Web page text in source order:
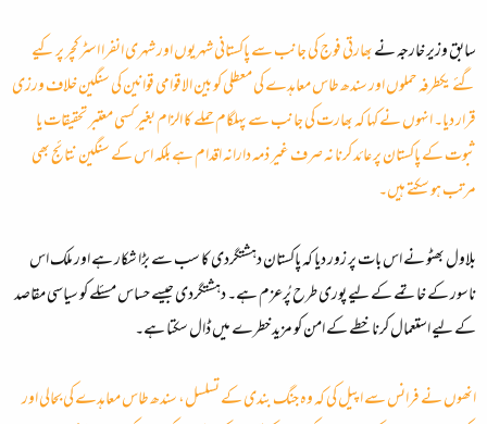
سابق وزیر خارجہ نےبھارتی فوج کی جانب سے پاکستانی شہریوں اور شہری انفرا اسٹرکچر پر کیے
گئے یکطرفہ حملوں اور سندھ طاس معاہدے کی معطلی کو بین الاقوامی قوانین کی سنگین خلاف ورزی
قرار دیا۔ انہوں نے کہا کہ بھارت کی جانب سے پہلگام حملے کا الزام بغیر کسی معتبر تحقیقات یا
ثبوت کے پاکستان پر عائد کرنا نہ صرف غیر ذمہ دارانہ اقدام ہے بلکہ اس کے سنگین نتائج بھی
مرتب ہو سکتے ہیں۔
بلاول بھٹو نے اس بات پر زور دیا کہ پاکستان دہشتگردی کا سب سے بڑا شکار ہے اور ملک اس
ناسور کے خاتمے کے لیے پوری طرح پُرعزم ہے۔ دہشتگردی جیسے حساس مسئلے کو سیاسی مقاصد
کے لیے استعمال کرنا خطے کے امن کو مزید خطرے میں ڈال سکتا ہے۔
انھوں نے فرانس سے اپیل کی کہ وہ جنگ بندی کے تسلسل، سندھ طاس معاہدے کی بحالی اور